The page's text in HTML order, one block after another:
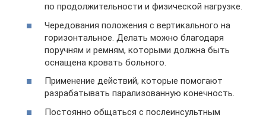
по продолжительности и физической нагрузке.
Чередования положения с вертикального на
горизонтальное. Делать можно благодаря
поручням и ремням, которыми должна быть
оснащена кровать больного.
Применение действий, которые помогают
разрабатывать парализованную конечность.
Постоянно общаться с послеинсультным